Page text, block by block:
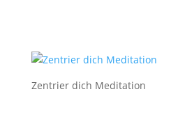
Zentrier dich Meditation